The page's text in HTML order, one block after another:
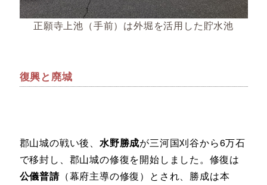
正願寺上池（手前）は外堀を活用した貯水池
復興と廃城
郡山城の戦い後、 水野勝成が三河国刈谷から6万石
で移封し、郡山城の修復を開始しました。修復は
公儀普請（幕府主導の修復）とされ、勝成は本